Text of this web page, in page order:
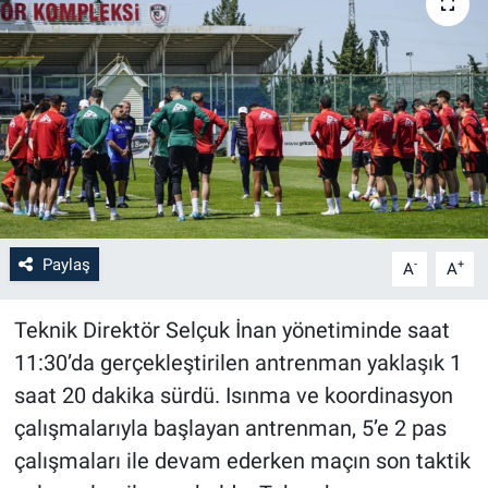
Paylaş A- A+
Teknik Direktör Selçuk İnan yönetiminde saat
11:30’da gerçekleştirilen antrenman yaklaşık 1
saat 20 dakika sürdü. Isınma ve koordinasyon
çalışmalarıyla başlayan antrenman, 5’e 2 pas
çalışmaları ile devam ederken maçın son taktik